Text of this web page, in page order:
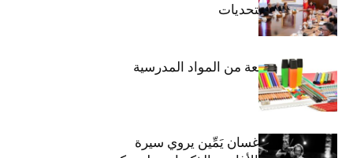
مكاسب رغم التحديات
الفنان اللبناني غسان يَمِّين يروي سيرة